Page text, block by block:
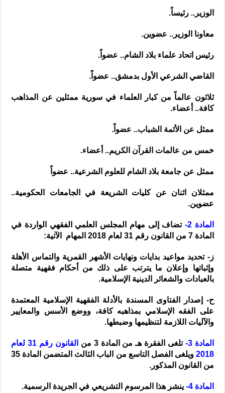
الوزير.. رئيساً.
معاونا الوزير.. عضوين.
رئيس اتحاد علماء بلاد الشام.. عضواً.
القاضي الشرعي الأول بدمشق.. عضواً.
ثلاثون عالماً من كبار العلماء في سورية ممثلين عن المذاهب
كافة.. أعضاء.
ممثل عن الأئمة الشباب.. عضواً.
خمس من عالمات القرآن الكريم.. أعضاء.
ممثل عن جامعة بلاد الشام للعلوم الشرعية.. عضواً
ممثلان اثنان عن كليات الشريعة في الجامعات الحكومية..
عضوين.
المادة 2-
تضاف إلى مهام المجلس العلمي الفقهي الواردة في
المادة 7 من القانون رقم 31 لعام 2018 المهام الآتية:
ز- تحديد مواعيد بدايات ونهايات الأشهر القمرية والتماس الأهلة
وإثباتها وإعلان ما يترتب على ذلك من أحكام فقهية متصلة
بالعبادات والشعائر الدينية الإسلامية.
ح- إصدار الفتاوى المسندة بالأدلة الفقهية الإسلامية المعتمدة
على الفقه الإسلامي بمذاهبه كافة، ووضع الأسس والمعايير
والآليات اللازمة لتنظيمها وضبطها.
المادة 3- تلغى الفقرة هـ من المادة 3 من
القانون رقم 31 لعام
2018
ويلغى الفصل التاسع من الباب الثالث المتضمن المادة 35
من القانون المذكور.
المادة 4- ينشر هذا المرسوم التشريعي في الجريدة الرسمية.